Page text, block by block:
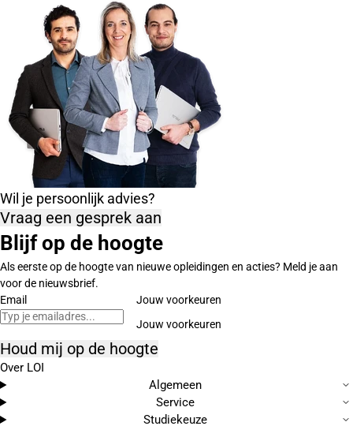
Wil je persoonlijk advies?
Vraag een gesprek aan
Blijf op de hoogte
Als eerste op de hoogte van nieuwe opleidingen en acties? Meld je aan
voor de nieuwsbrief.
Email
Jouw voorkeuren
Houd mij op de hoogte
Over LOI
Algemeen
Service
Studiekeuze